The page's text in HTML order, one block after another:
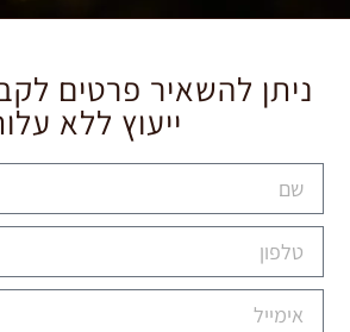
ניתן להשאיר פרטים
ייעוץ ללא